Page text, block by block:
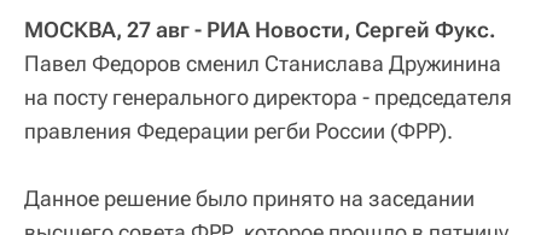
МОСКВА, 27 авг - РИА Новости, Сергей Фукс.
Павел Федоров сменил Станислава Дружинина
на посту генерального директора - председателя
правления Федерации регби России (ФРР).
Данное решение было принято на заседании